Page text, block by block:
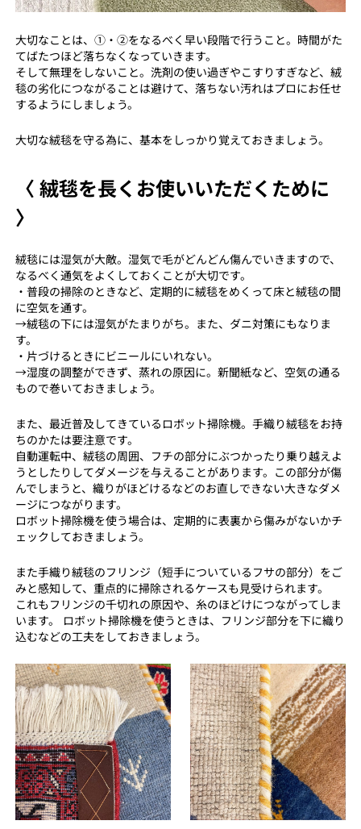
大切なことは、①・②をなるべく早い段階で行うこと。時間がた
てばたつほど落ちなくなっていきます。
そして無理をしないこと。洗剤の使い過ぎやこすりすぎなど、絨
毯の劣化につながることは避けて、落ちない汚れはプロにお任せ
するようにしましょう。
大切な絨毯を守る為に、基本をしっかり覚えておきましょう。
〈 絨毯を長くお使いいただくために
〉
絨毯には湿気が大敵。湿気で毛がどんどん傷んでいきますので、
なるべく通気をよくしておくことが大切です。
・普段の掃除のときなど、定期的に絨毯をめくって床と絨毯の間
に空気を通す。
→絨毯の下には湿気がたまりがち。また、ダニ対策にもなりま
す。
・片づけるときにビニールにいれない。
→湿度の調整ができず、蒸れの原因に。新聞紙など、空気の通る
もので巻いておきましょう。
また、最近普及してきているロボット掃除機。手織り絨毯をお持
ちのかたは要注意です。
自動運転中、絨毯の周囲、フチの部分にぶつかったり乗り越えよ
うとしたりしてダメージを与えることがあります。この部分が傷
んでしまうと、織りがほどけるなどのお直しできない大きなダメ
ージにつながります。
ロボット掃除機を使う場合は、定期的に表裏から傷みがないかチ
ェックしておきましょう。
また手織り絨毯のフリンジ（短手についているフサの部分）をご
みと感知して、重点的に掃除されるケースも見受けられます。
これもフリンジの千切れの原因や、糸のほどけにつながってしま
います。 ロボット掃除機を使うときは、フリンジ部分を下に織り
込むなどの工夫をしておきましょう。